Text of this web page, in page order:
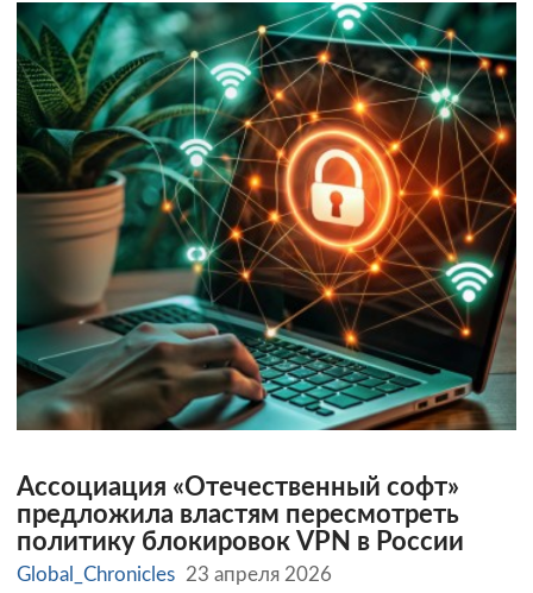
Ассоциация «Отечественный софт»
предложила властям пересмотреть
политику блокировок VPN в России
Global_Chronicles 23 апреля 2026